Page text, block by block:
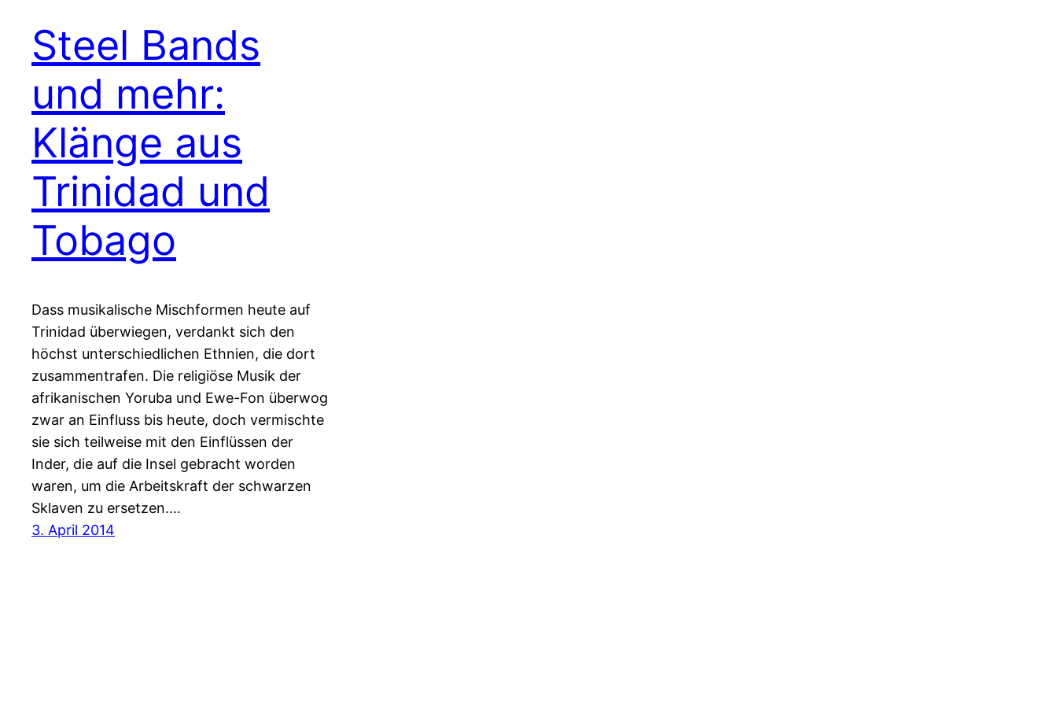
Steel Bands
und mehr:
Klänge aus
Trinidad und
Tobago
Dass musikalische Mischformen heute auf
Trinidad überwiegen, verdankt sich den
höchst unterschiedlichen Ethnien, die dort
zusammentrafen. Die religiöse Musik der
afrikanischen Yoruba und Ewe-Fon überwog
zwar an Einfluss bis heute, doch vermischte
sie sich teilweise mit den Einflüssen der
Inder, die auf die Insel gebracht worden
waren, um die Arbeitskraft der schwarzen
Sklaven zu ersetzen.…
3. April 2014